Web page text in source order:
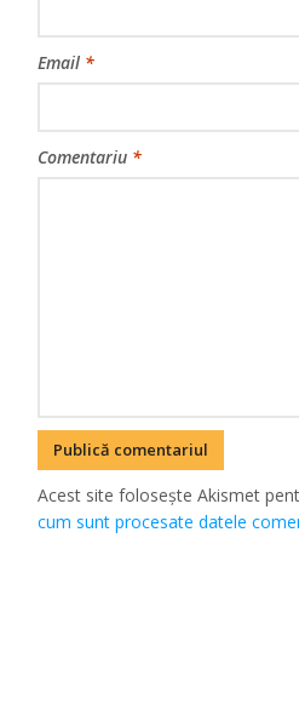
Email *
Comentariu *
Acest site folosește Akismet
cum sunt procesate datele